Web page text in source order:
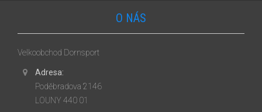
O NÁS
Velkoobchod Dornsport
Adresa:
Poděbradova 2146
LOUNY 440 01